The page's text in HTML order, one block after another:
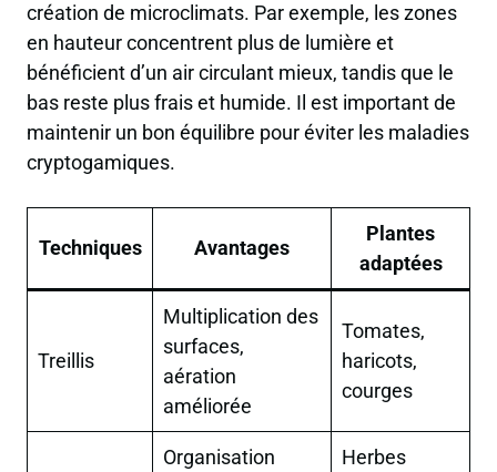
création de microclimats. Par exemple, les zones
en hauteur concentrent plus de lumière et
bénéficient d’un air circulant mieux, tandis que le
bas reste plus frais et humide. Il est important de
maintenir un bon équilibre pour éviter les maladies
cryptogamiques.
Techniques Avantages
Plantes
adaptées
Treillis
Multiplication des
surfaces,
aération
améliorée
Tomates,
haricots,
courges
Organisation
Herbes